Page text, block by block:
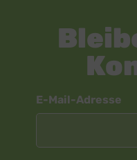
E-Mail-Adresse